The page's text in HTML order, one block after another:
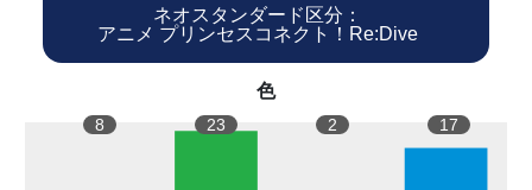
ネオスタンダード区分：
アニメ プリンセスコネクト！Re:Dive
色
8 23 2 17